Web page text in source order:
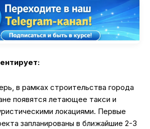
в рамках строительства города
появятся летающее такси и
локациями. Первые
запланированы в ближайшие 2-3